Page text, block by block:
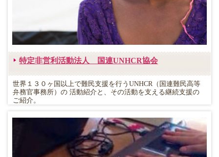
特定非営利活動法人 国連UNHCR協会
世界１３０ヶ国以上で難民支援を行うUNHCR（国連難民高等
弁務官事務所）の 活動紹介と、その活動を支える継続支援の
ご紹介。